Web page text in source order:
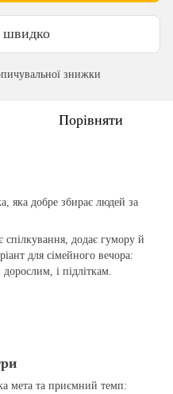
швидко
знижки
Порівняти
яка добре збирає людей за
спілкування, додає гумору й
для сімейного вечора:
дорослим, і підліткам.
мета та приємний темп: